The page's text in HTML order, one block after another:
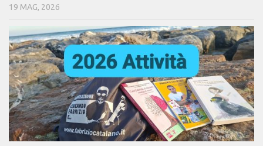
19 MAG, 2026